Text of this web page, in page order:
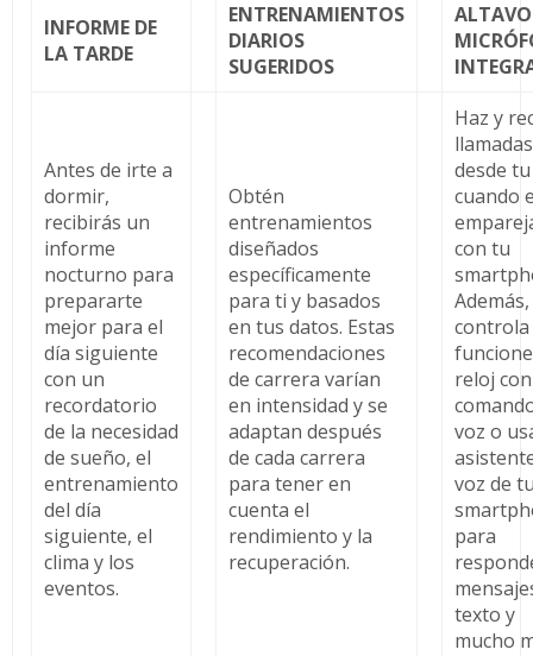
INFORME DE
LA TARDE
ENTRENAMIENTOS
DIARIOS
SUGERIDOS
Antes de irte a
dormir,
recibirás un
informe
nocturno para
prepararte
mejor para el
día siguiente
con un
recordatorio
de la necesidad
de sueño, el
entrenamiento
del día
siguiente, el
clima y los
eventos.
Obtén
entrenamientos
diseñados
específicamente
para ti y basados ​​
en tus datos. Estas
recomendaciones
de carrera varían
en intensidad y se
adaptan después
de cada carrera
para tener en
cuenta el
rendimiento y la
recuperación.
Haz y
llamadas
desde
cuando
con tu
Además,
controla
reloj con
voz o
voz de
para
texto y
mucho